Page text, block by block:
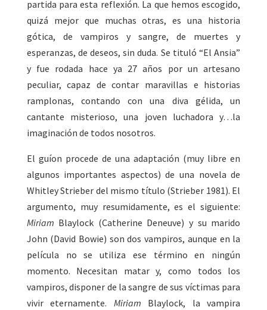
partida para esta reflexión. La que hemos escogido,
quizá mejor que muchas otras, es una historia
gótica, de vampiros y sangre, de muertes y
esperanzas, de deseos, sin duda. Se tituló “El Ansia”
y fue rodada hace ya 27 años por un artesano
peculiar, capaz de contar maravillas e historias
ramplonas, contando con una diva gélida, un
cantante misterioso, una joven luchadora y…la
imaginación de todos nosotros.
El guíon procede de una adaptación (muy libre en
algunos importantes aspectos) de una novela de
Whitley Strieber del mismo título (Strieber 1981). El
argumento, muy resumidamente, es el siguiente:
Miriam Blaylock (Catherine Deneuve) y su marido
John (David Bowie) son dos vampiros, aunque en la
película no se utiliza ese término en ningún
momento. Necesitan matar y, como todos los
vampiros, disponer de la sangre de sus víctimas para
vivir eternamente. Miriam Blaylock, la vampira